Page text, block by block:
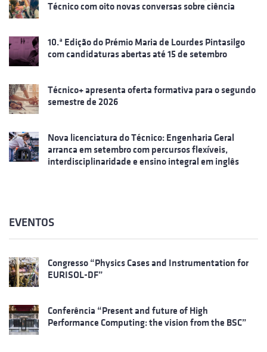
Técnico com oito novas conversas sobre ciência
10.ª Edição do Prémio Maria de Lourdes Pintasilgo
com candidaturas abertas até 15 de setembro
Técnico+ apresenta oferta formativa para o segundo
semestre de 2026
Nova licenciatura do Técnico: Engenharia Geral
arranca em setembro com percursos flexíveis,
interdisciplinaridade e ensino integral em inglês
EVENTOS
Congresso “Physics Cases and Instrumentation for
EURISOL-DF”
Conferência “Present and future of High
Performance Computing: the vision from the BSC”